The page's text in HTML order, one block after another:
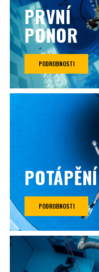
PRVNÍ
PONOR
PODROBNOSTI
POTÁPĚNÍ
PODROBNOSTI